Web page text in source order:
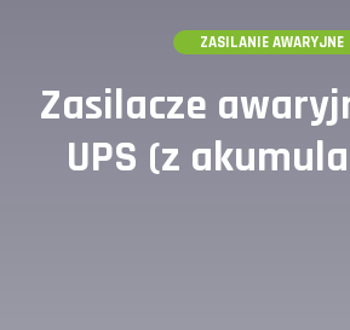
ZASILANIE AWARYJNE
Zasilacze
UPS (z